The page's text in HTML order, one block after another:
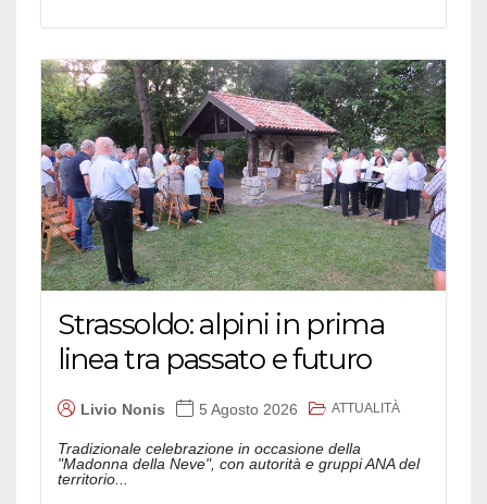
Strassoldo: alpini in prima
linea tra passato e futuro
Livio Nonis 5 Agosto 2026 ATTUALITÀ
Tradizionale celebrazione in occasione della
"Madonna della Neve", con autorità e gruppi ANA del
territorio...